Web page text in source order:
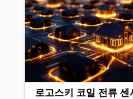
로고스키 코일 전류 센